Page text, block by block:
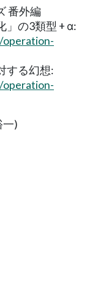
番外編
」の3類型 + α:
operation-
する幻想:
operation-
一)